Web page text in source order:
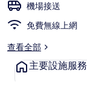
機場接送
免費無線上網
查看全部
主要設施服務